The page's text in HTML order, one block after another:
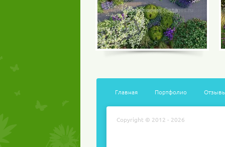
Главная Портфолио
Copyright © 2012 - 2026